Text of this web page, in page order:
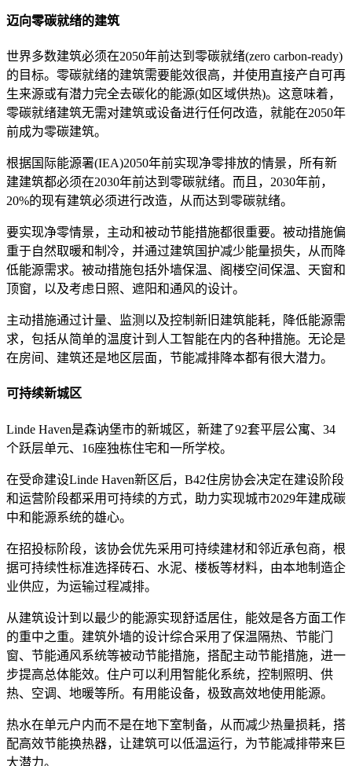
迈向零碳就绪的建筑
世界多数建筑必须在2050年前达到零碳就绪(zero carbon-ready)
的目标。零碳就绪的建筑需要能效很高，并使用直接产自可再
生来源或有潜力完全去碳化的能源(如区域供热)。这意味着，
零碳就绪建筑无需对建筑或设备进行任何改造，就能在2050年
前成为零碳建筑。
根据国际能源署(IEA)2050年前实现净零排放的情景，所有新
建建筑都必须在2030年前达到零碳就绪。而且，2030年前，
20%的现有建筑必须进行改造，从而达到零碳就绪。
要实现净零情景，主动和被动节能措施都很重要。被动措施偏
重于自然取暖和制冷，并通过建筑国护减少能量损失，从而降
低能源需求。被动措施包括外墙保温、阁楼空间保温、天窗和
顶窗，以及考虑日照、遮阳和通风的设计。
主动措施通过计量、监测以及控制新旧建筑能耗，降低能源需
求，包括从简单的温度计到人工智能在内的各种措施。无论是
在房间、建筑还是地区层面，节能减排降本都有很大潜力。
可持续新城区
Linde Haven是森讷堡市的新城区，新建了92套平层公寓、34
个跃层单元、16座独栋住宅和一所学校。
在受命建设Linde Haven新区后，B42住房协会决定在建设阶段
和运营阶段都采用可持续的方式，助力实现城市2029年建成碳
中和能源系统的雄心。
在招投标阶段，该协会优先采用可持续建材和邻近承包商，根
据可持续性标准选择砖石、水泥、楼板等材料，由本地制造企
业供应，为运输过程减排。
从建筑设计到以最少的能源实现舒适居住，能效是各方面工作
的重中之重。建筑外墙的设计综合采用了保温隔热、节能门
窗、节能通风系统等被动节能措施，搭配主动节能措施，进一
步提高总体能效。住户可以利用智能化系统，控制照明、供
热、空调、地暖等所。有用能设备，极致高效地使用能源。
热水在单元户内而不是在地下室制备，从而减少热量损耗，搭
配高效节能换热器，让建筑可以低温运行，为节能减排带来巨
大潜力。